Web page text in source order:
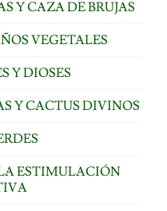
Y CAZA DE BRUJAS
VEGETALES
Y DIOSES
Y CACTUS DIVINOS
ESTIMULACIÓN